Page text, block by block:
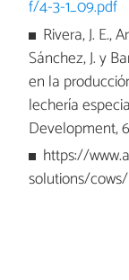
f/4-3-1_09.pdf
Rivera, J. E.,
Sánchez, J. y
en la
lechería
Development,
https://
solutions/